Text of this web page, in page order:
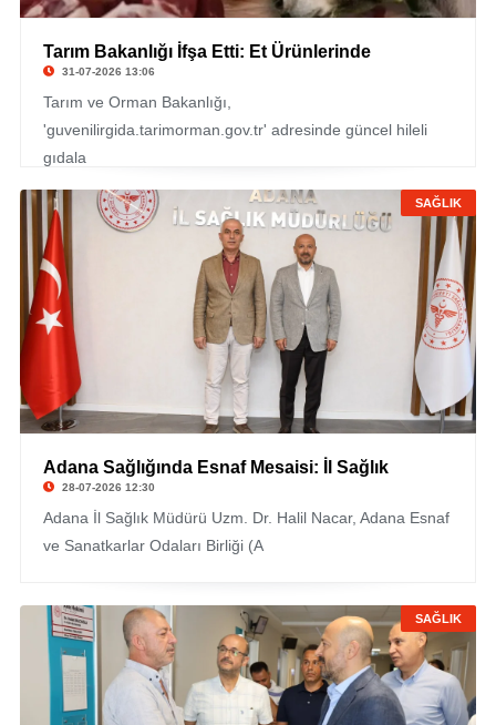
Tarım Bakanlığı İfşa Etti: Et Ürünlerinde
31-07-2026 13:06
Tarım ve Orman Bakanlığı,
'guvenilirgida.tarimorman.gov.tr' adresinde güncel hileli
gıdala
SAĞLIK
Adana Sağlığında Esnaf Mesaisi: İl Sağlık
28-07-2026 12:30
Adana İl Sağlık Müdürü Uzm. Dr. Halil Nacar, Adana Esnaf
ve Sanatkarlar Odaları Birliği (A
SAĞLIK